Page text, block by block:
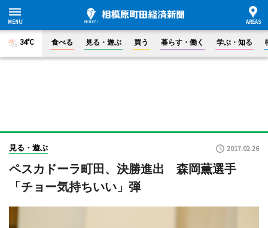
34°C 食べる 見る・遊ぶ 買う 暮らす・働く 学ぶ・知る
見る・遊ぶ 2017.02.26
ペスカドーラ町田、決勝進出 森岡薫選手
「チョー気持ちいい」弾